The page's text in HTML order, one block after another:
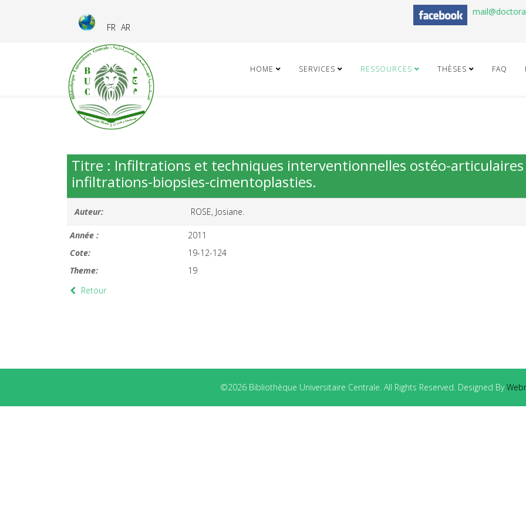
FR AR
HOME SERVICES RESSOURCES THÈSES FAQ
Titre : Infiltrations et techniques interventionnelles ostéo-articulaires
infiltrations-biopsies-cimentoplasties.
Auteur: ROSE, Josiane.
Année :
2011
Cote:
19-12-124
Theme:
19
Retour
©2026 Bibliothèque Universitaire Centrale. All Rights Reserved. Designed By